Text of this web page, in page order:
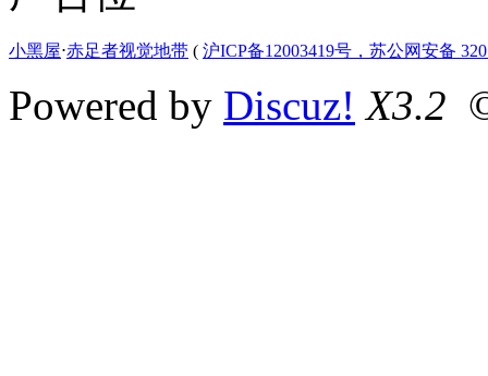
小黑屋⋅赤足者视觉地带 ( 沪ICP备12003419号，苏公网安备
Powered by Discuz! X3.2